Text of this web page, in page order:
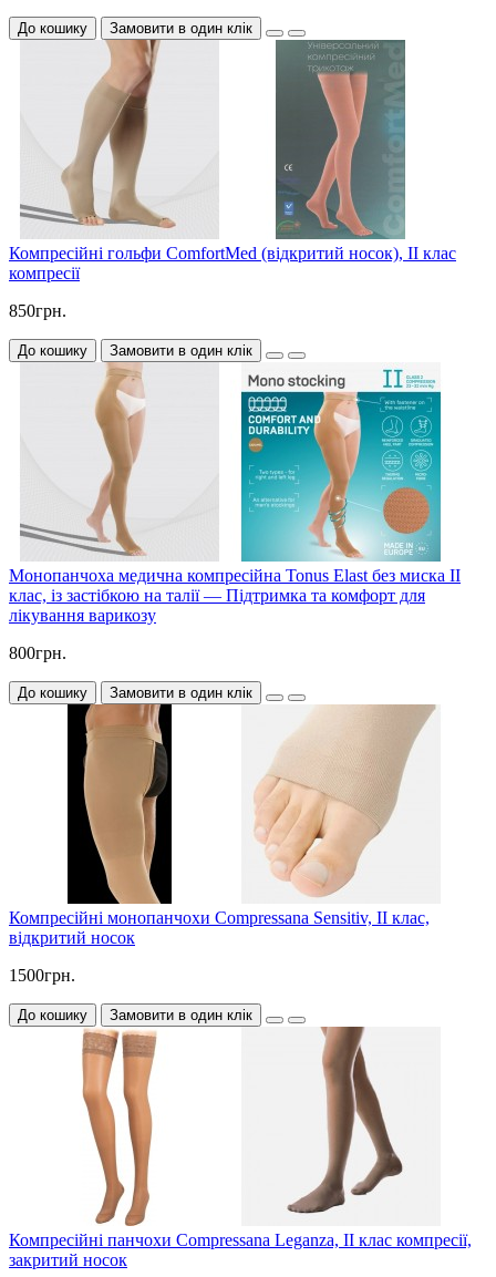
До кошику Замовити в один клік
Компресійні гольфи ComfortMed (відкритий носок), II клас
компресії
850грн.
До кошику Замовити в один клік
Монопанчоха медична компресійна Tonus Elast без миска II
клас, із застібкою на талії — Підтримка та комфорт для
лікування варикозу
800грн.
До кошику Замовити в один клік
Компресійні монопанчохи Compressana Sensitiv, II клас,
відкритий носок
1500грн.
До кошику Замовити в один клік
Компресійні панчохи Compressana Leganza, II клас компресії,
закритий носок